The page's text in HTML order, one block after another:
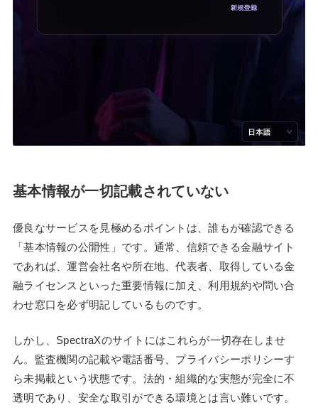
基本情報が一切記載されていない
優良なサービスを見極めるポイントは、誰もが確認できる
「基本情報の公開性」です。通常、信頼できる金融サイト
であれば、運営会社名や所在地、代表者、取得している金
融ライセンスといった重要情報に加え、利用規約や問い合
わせ窓口を必ず明記しているものです。
しかし、SpectraXのサイトにはこれらが一切存在しませ
ん。監査機関の記載や電話番号、プライバシーポリシーす
ら未掲載という状態です。法的・組織的な実態が完全に不
透明であり、安全な取引ができる環境とは言い難いです。